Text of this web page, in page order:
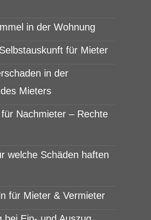
in der Wohnung
für Mieter
in der
Mieters
Nachmieter – Rechte
welche Schäden haften
für Mieter & Vermieter